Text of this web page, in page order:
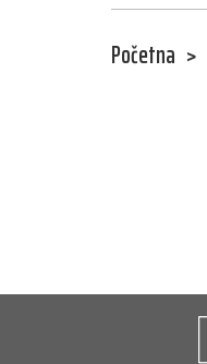
Početna >